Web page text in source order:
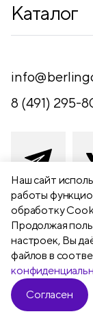
Наш сайт
работы
обработку
Продолжая
настроек, Вы
файлов в
Согласен
Контакты
Обратная
Каталог
Письменные
Чертежные
Хобби и
Школьный
Бумажная
8 (491) 295-
391111
н,
г. Рыбное,